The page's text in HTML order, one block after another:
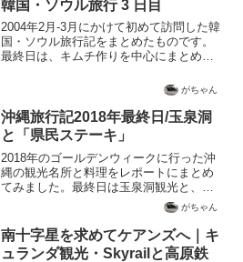
韓国・ソウル旅行 3 日目
2004年2月-3月にかけて初めて訪問した韓
国・ソウル旅行記をまとめたものです。
最終日は、キムチ作りを中心にまとめて
がちゃん
沖縄旅行記2018年最終日/玉泉洞
と「県民ステーキ」
2018年のゴールデンウィークに行った沖
縄の観光名所と料理をレポートにまとめ
てみました。最終日は玉泉洞観光と、県
民ステーキなどを堪能しています。がちゃん
南十字星を求めてケアンズへ｜キ
ュランダ観光・Skyrailと高原鉄